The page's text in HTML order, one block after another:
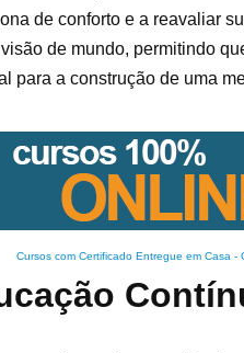
de conforto e a reavaliar
de mundo, permitindo
para a construção de uma
Cursos com Certificado Entregue em Casa -